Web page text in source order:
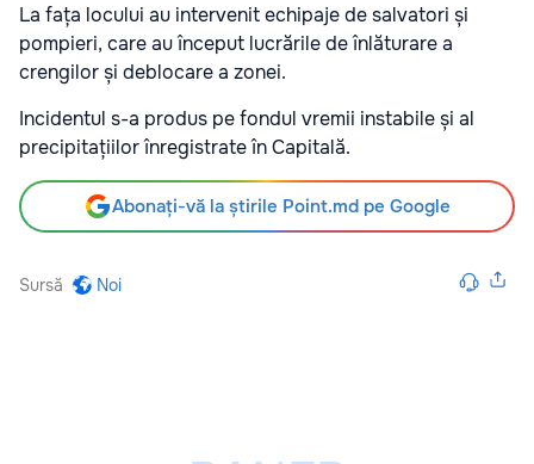
La fața locului au intervenit echipaje de salvatori și
pompieri, care au început lucrările de înlăturare a
crengilor și deblocare a zonei.
Incidentul s-a produs pe fondul vremii instabile și al
precipitațiilor înregistrate în Capitală.
Abonați-vă la știrile Point.md pe Google
Sursă Noi